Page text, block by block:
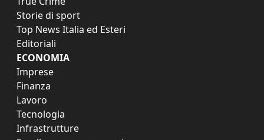
Storie di sport
Top News Italia ed Esteri
Editoriali
ECONOMIA
Imprese
Finanza
Lavoro
Tecnologia
Infrastrutture